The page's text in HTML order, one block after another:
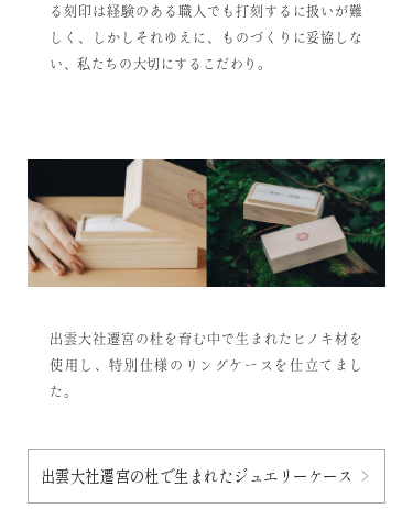
る刻印は経験のある職人でも打刻するに扱いが難
しく、しかしそれゆえに、ものづくりに妥協しな
い、私たちの大切にするこだわり。
出雲大社遷宮の杜を育む中で生まれたヒノキ材を
使用し、特別仕様のリングケースを仕立てまし
た。
出雲大社遷宮の杜で生まれたジュエリーケース